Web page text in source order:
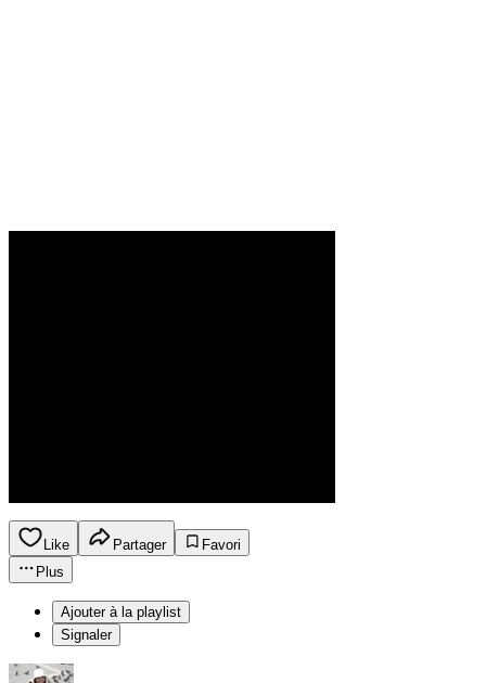
Like Partager
Favori
Plus
Ajouter à la playlist
Signaler